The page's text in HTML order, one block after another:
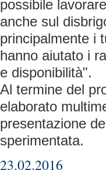
possibile
anche sul
principalmente i
hanno aiutato i
e disponibilità".
Al termine del
elaborato
presentazione
sperimentata.
23.02.2016